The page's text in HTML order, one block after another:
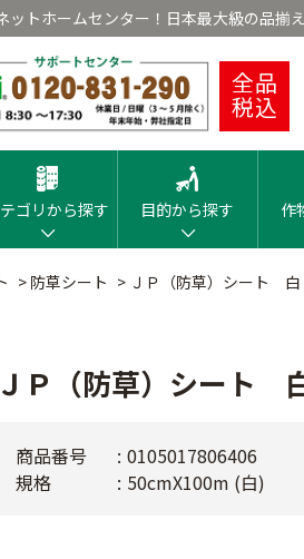
トホームセンター！日本最大級の品揃
全品
税込
ゴリから探す 目的から探す 作
> 防草シート > ＪＰ（防草）シート 白
ＪＰ（防草）シート
商品番号
0105017806406
規格
50cmX100m (白)